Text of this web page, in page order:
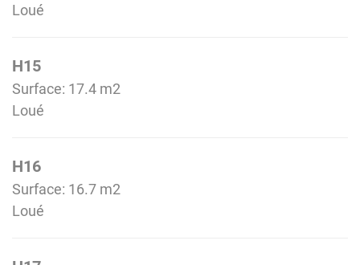
Loué
H15
Surface: 17.4 m2
Loué
H16
Surface: 16.7 m2
Loué